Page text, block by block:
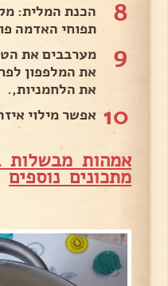
8
הכנת המלית:
תפוחי האדמה
9
מערבבים את
את המלפפון
את הלחמניות,.
10 אפשר מילוי
אמהות מבשלות
מתכונים נוספים